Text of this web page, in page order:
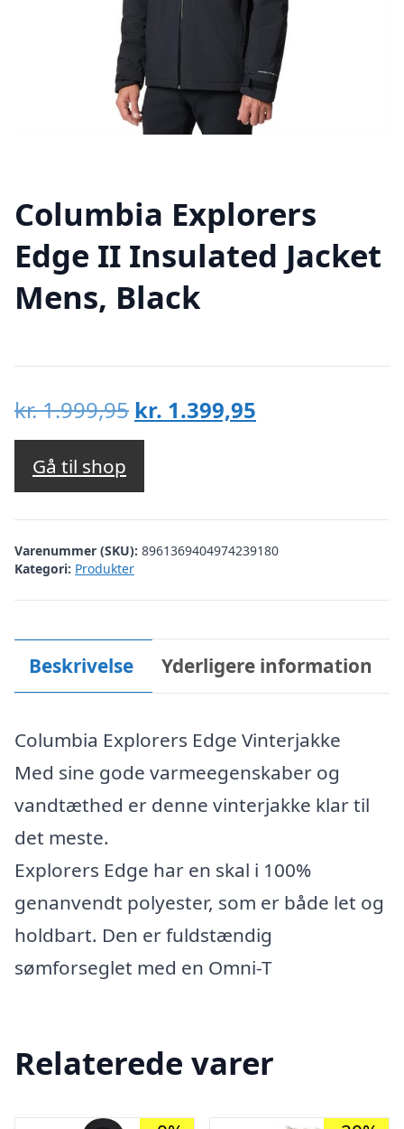
Columbia Explorers
Edge II Insulated Jacket
Mens, Black
kr.1.999,95 Den
oprindelige
var:
kr. 1.999,95.
kr. 1.399,95
kr. 1.399,95.
Gå til shop
Varenummer (SKU): 8961369404974239180
Kategori: Produkter
Beskrivelse Yderligere information
Columbia Explorers Edge Vinterjakke
Med sine gode varmeegenskaber og
vandtæthed er denne vinterjakke klar til
det meste.
Explorers Edge har en skal i 100%
genanvendt polyester, som er både let og
holdbart. Den er fuldstændig
sømforseglet med en Omni-T
Relaterede varer